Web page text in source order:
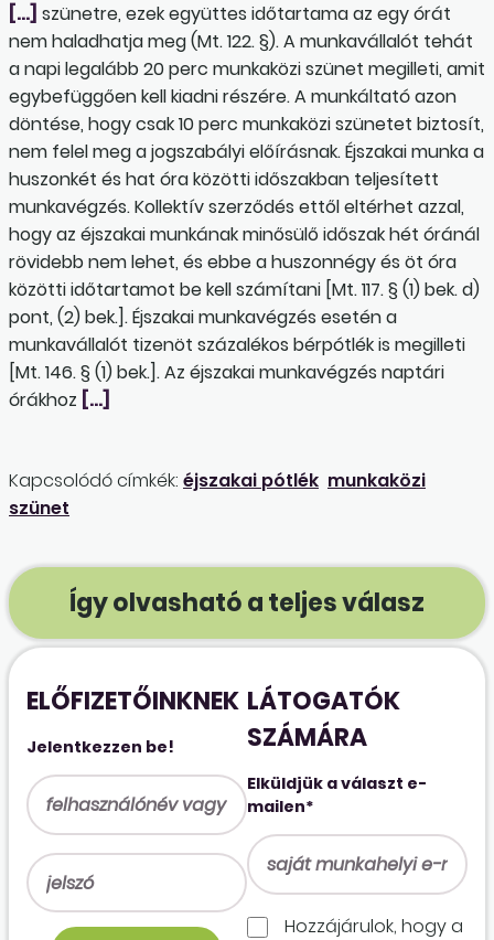
[…] szünetre, ezek együttes időtartama az egy órát
nem haladhatja meg (Mt. 122. §). A munkavállalót tehát
a napi legalább 20 perc munkaközi szünet megilleti, amit
egybefüggően kell kiadni részére. A munkáltató azon
döntése, hogy csak 10 perc munkaközi szünetet biztosít,
nem felel meg a jogszabályi előírásnak. Éjszakai munka a
huszonkét és hat óra közötti időszakban teljesített
munkavégzés. Kollektív szerződés ettől eltérhet azzal,
hogy az éjszakai munkának minősülő időszak hét óránál
rövidebb nem lehet, és ebbe a huszonnégy és öt óra
közötti időtartamot be kell számítani [Mt. 117. § (1) bek. d)
pont, (2) bek.]. Éjszakai munkavégzés esetén a
munkavállalót tizenöt százalékos bérpótlék is megilleti
[Mt. 146. § (1) bek.]. Az éjszakai munkavégzés naptári
órákhoz […]
Kapcsolódó címkék: éjszakai pótlék munkaközi
szünet
Így olvasható a teljes válasz
ELŐFIZETŐINKNEK
Jelentkezzen be!
LÁTOGATÓK
SZÁMÁRA
Elküldjük a választ e-
mailen*
Hozzájárulok, hogy a